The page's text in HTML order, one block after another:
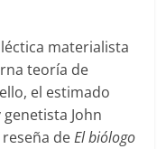
materialista
teoría de
el estimado
John
reseña deEl biólogo